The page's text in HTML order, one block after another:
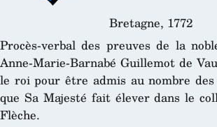
Bretagne, 1772
Procès-verbal des preuves de la
Anne-Marie-Barnabé Guillemot de
le roi pour être admis au nombre des
que Sa Majesté fait élever dans le
Flèche.